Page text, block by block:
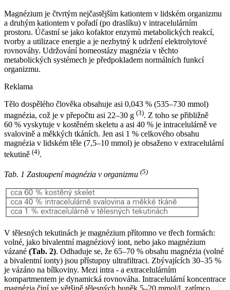
Magnézium je čtvrtým nejčastějším kationtem v lidském organizmu
a druhým kationtem v pořadí (po draslíku) v intracelulárním
prostoru. Účastní se jako kofaktor enzymů metabolických reakcí,
tvorby a utilizace energie a je nezbytný k udržení elektrolytové
rovnováhy. Udržování homeostázy magnézia v těchto
metabolických systémech je předpokladem normálních funkcí
organizmu.
Reklama
Tělo dospělého člověka obsahuje asi 0,043 % (535–730 mmol)
magnézia, což je v přepočtu asi 22–30 g (3). Z toho se přibližně
60 % vyskytuje v kostěném skeletu a asi 40 % je intracelulárně ve
svalovině a měkkých tkáních. Jen asi 1 % celkového obsahu
magnézia v lidském těle (7,5–10 mmol) je obsaženo v extracelulární
tekutině (4).
Tab. 1 Zastoupení magnézia v organizmu (5)
V tělesných tekutinách je magnézium přítomno ve třech formách:
volné, jako bivalentní magnéziový iont, nebo jako magnézium
vázané (Tab. 2). Odhaduje se, že 65–70 % obsahu magnézia (volné
a bivalentní ionty) jsou přístupny ultrafiltraci. Zbývajících 30–35 %
je vázáno na bílkoviny. Mezi intra -⁠ a extracelulárním
kompartmentem je dynamická rovnováha. Intracelulární koncentrace
magnézia činí ve většině tělesných buněk 5–20 mmol⁠/⁠l, zatímco